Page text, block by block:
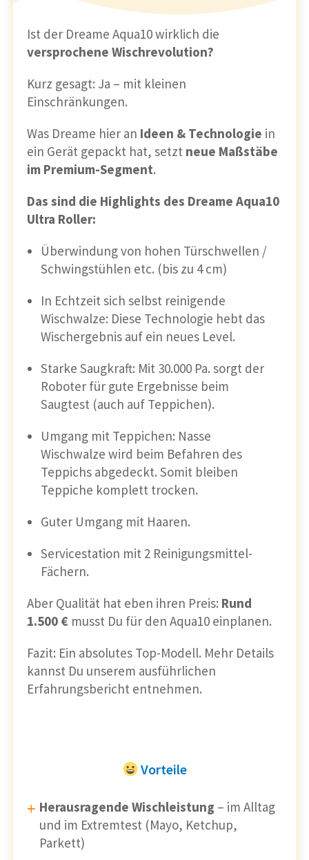
Ist der Dreame Aqua10 wirklich die
versprochene Wischrevolution?
Kurz gesagt: Ja – mit kleinen
Einschränkungen.
Was Dreame hier an Ideen & Technologie in
ein Gerät gepackt hat, setzt neue Maßstäbe
im Premium-Segment.
Das sind die Highlights des Dreame Aqua10
Ultra Roller:
Überwindung von hohen Türschwellen /
Schwingstühlen etc. (bis zu 4 cm)
In Echtzeit sich selbst reinigende
Wischwalze: Diese Technologie hebt das
Wischergebnis auf ein neues Level.
Starke Saugkraft: Mit 30.000 Pa. sorgt der
Roboter für gute Ergebnisse beim
Saugtest (auch auf Teppichen).
Umgang mit Teppichen: Nasse
Wischwalze wird beim Befahren des
Teppichs abgedeckt. Somit bleiben
Teppiche komplett trocken.
Guter Umgang mit Haaren.
Servicestation mit 2 Reinigungsmittel-
Fächern.
Aber Qualität hat eben ihren Preis: Rund
1.500 € musst Du für den Aqua10 einplanen.
Fazit: Ein absolutes Top-Modell. Mehr Details
kannst Du unserem ausführlichen
Erfahrungsbericht entnehmen.
Vorteile
Herausragende Wischleistung – im Alltag
und im Extremtest (Mayo, Ketchup,
Parkett)